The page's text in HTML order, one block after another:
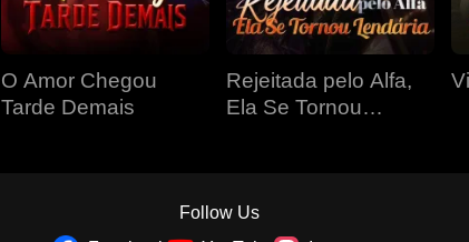
O Amor Chegou
Tarde Demais
Rejeitada pelo Alfa,
Ela Se Tornou
Follow Us